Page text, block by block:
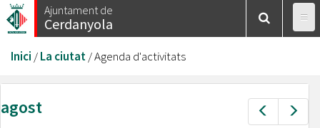
Vés
al
Ajuntament de
Cerdanyola
Esteu
aquí
Inici /La ciutat/Agenda d'activitats
Prev
agost